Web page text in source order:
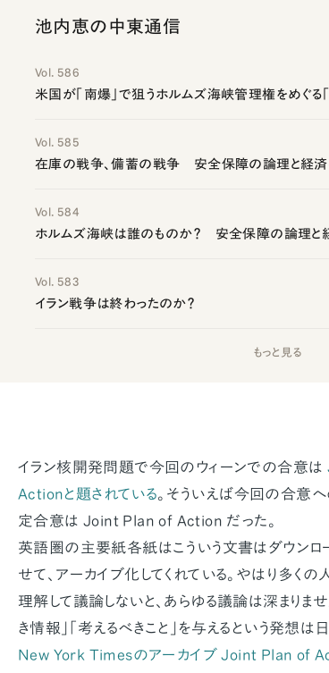
池内恵の中東通信
Vol. 586
米国が「南爆」で狙うホルムズ海峡管理権をめぐる
Vol. 585
在庫の戦争、備蓄の戦争 安全保障の論理と経済
Vol. 584
ホルムズ海峡は誰のものか？ 安全保障の論理と
Vol. 583
イラン戦争は終わったのか？
もっと見る
イラン核開発問題で今回のウィーンでの合意は
Actionと題されている。そういえば今回の合意
定合意は Joint Plan of Action だった。
英語圏の主要紙各紙はこういう文書はダウンロ
せて、アーカイブ化してくれている。やはり多く
理解して議論しないと、あらゆる議論は深まりま
き情報」「考えるべきこと」を与えるという発想は
New York Timesのアーカイブ Joint Plan of